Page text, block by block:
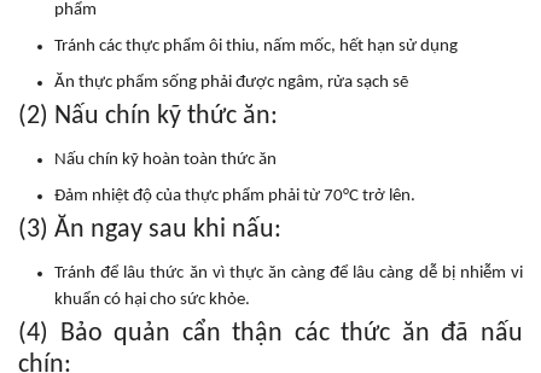
phẩm
Tránh các thực phẩm ôi thiu, nấm mốc, hết hạn sử dụng
Ăn thực phẩm sống phải được ngâm, rửa sạch sẽ
(2) Nấu chín kỹ thức ăn:
Nấu chín kỹ hoàn toàn thức ăn
Đảm nhiệt độ của thực phẩm phải từ 70°C trở lên.
(3) Ăn ngay sau khi nấu:
Tránh để lâu thức ăn vì thực ăn càng để lâu càng dễ bị nhiễm vi
khuẩn có hại cho sức khỏe.
(4) Bảo quản cẩn thận các thức ăn đã nấu
chín: